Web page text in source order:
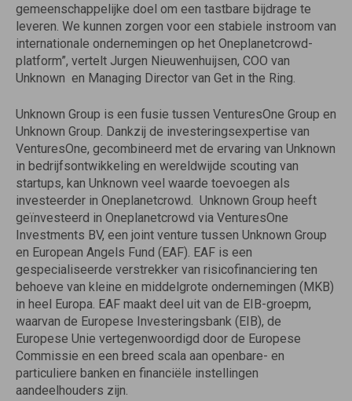
gemeenschappelijke doel om een tastbare bijdrage te
leveren. We kunnen zorgen voor een stabiele instroom van
internationale ondernemingen op het Oneplanetcrowd-
platform”, vertelt Jurgen Nieuwenhuijsen, COO van
Unknown en Managing Director van Get in the Ring.
Unknown Group is een fusie tussen VenturesOne Group en
Unknown Group. Dankzij de investeringsexpertise van
VenturesOne, gecombineerd met de ervaring van Unknown
in bedrijfsontwikkeling en wereldwijde scouting van
startups, kan Unknown veel waarde toevoegen als
investeerder in Oneplanetcrowd. Unknown Group heeft
geïnvesteerd in Oneplanetcrowd via VenturesOne
Investments BV, een joint venture tussen Unknown Group
en European Angels Fund (EAF). EAF is een
gespecialiseerde verstrekker van risicofinanciering ten
behoeve van kleine en middelgrote ondernemingen (MKB)
in heel Europa. EAF maakt deel uit van de EIB-groepm,
waarvan de Europese Investeringsbank (EIB), de
Europese Unie vertegenwoordigd door de Europese
Commissie en een breed scala aan openbare- en
particuliere banken en financiële instellingen
aandeelhouders zijn.